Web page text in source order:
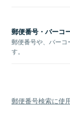
郵便番号・バーコ
郵便番号や、バーコ
す。
郵便番号検索に使